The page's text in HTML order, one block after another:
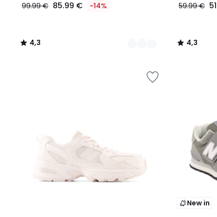
99.99 € 85.99 € -14%
4,3
/
59.99 €
4,3
/
New in